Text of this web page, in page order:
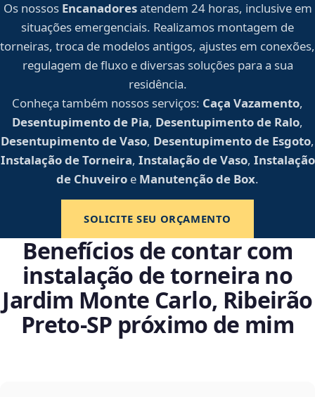
Os nossos Encanadoresatendem 24 horas, inclusive em
situações emergenciais. Realizamos montagem de
torneiras, troca de modelos antigos, ajustes em conexões,
regulagem de fluxo e diversas soluções para a sua
residência.
Conheça também nossos serviços: Caça Vazamento,
Desentupimento de Pia, Desentupimento de Ralo,
Desentupimento de Vaso, Desentupimento de Esgoto,
Instalação de Torneira, Instalação de Vaso, Instalação
de Chuveiro e Manutenção de Box.
SOLICITE SEU ORÇAMENTO
Benefícios de contar com
instalação de torneira no
Jardim Monte Carlo, Ribeirão
Preto‑SP próximo de mim